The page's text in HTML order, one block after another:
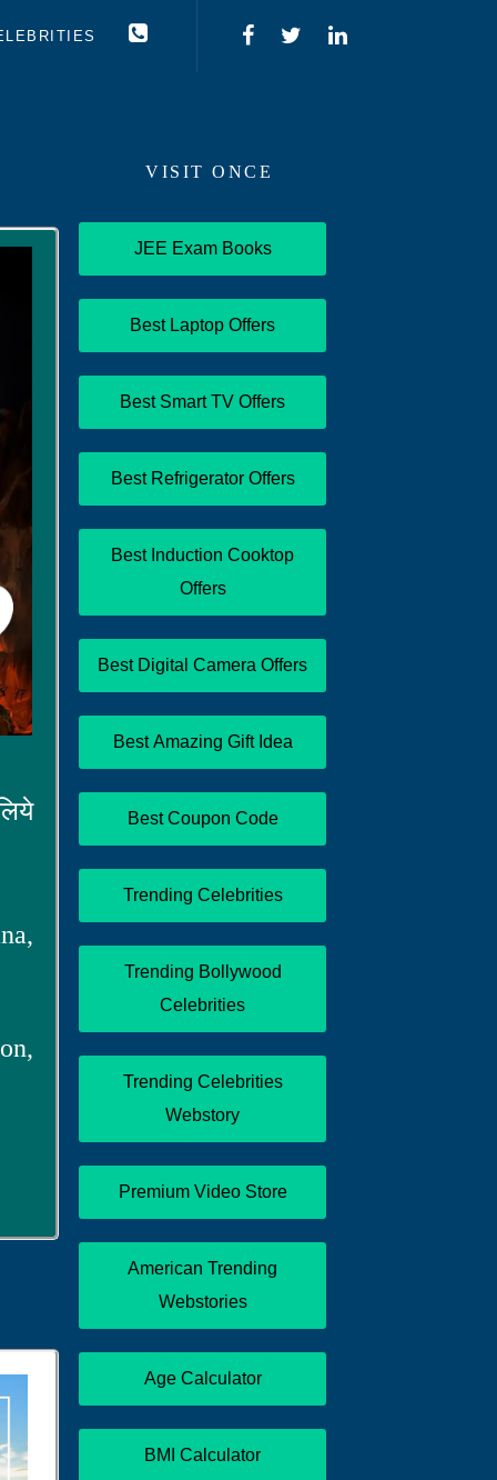
VISIT ONCE
JEE Exam Books
Best Laptop Offers
Best Smart TV Offers
Best Refrigerator Offers
Best Induction Cooktop
Offers
Best Digital Camera Offers
Best Amazing Gift Idea
Best Coupon Code
Trending Celebrities
Trending Bollywood
Celebrities
Trending Celebrities
Webstory
Premium Video Store
American Trending
Webstories
Age Calculator
BMI Calculator